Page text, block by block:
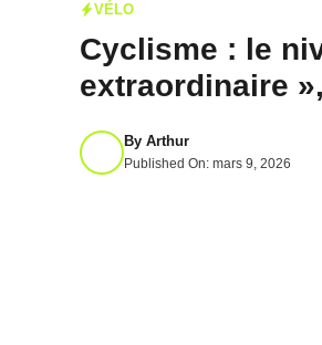
VÉLO
Cyclisme : le
extraordinaire
By Arthur
Published On: mars 9, 2026